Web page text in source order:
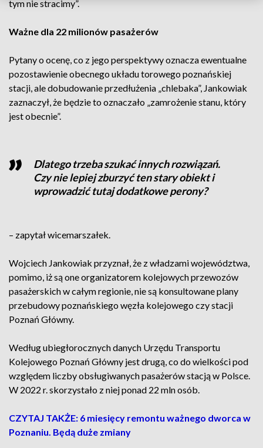
tym nie stracimy”.
Ważne dla 22 milionów pasażerów
Pytany o ocenę, co z jego perspektywy oznacza ewentualne
pozostawienie obecnego układu torowego poznańskiej
stacji, ale dobudowanie przedłużenia „chlebaka”, Jankowiak
zaznaczył, że będzie to oznaczało „zamrożenie stanu, który
jest obecnie”.
Dlatego trzeba szukać innych rozwiązań.
Czy nie lepiej zburzyć ten stary obiekt i
wprowadzić tutaj dodatkowe perony?
– zapytał wicemarszałek.
Wojciech Jankowiak przyznał, że z władzami województwa,
pomimo, iż są one organizatorem kolejowych przewozów
pasażerskich w całym regionie, nie są konsultowane plany
przebudowy poznańskiego węzła kolejowego czy stacji
Poznań Główny.
Według ubiegłorocznych danych Urzędu Transportu
Kolejowego Poznań Główny jest drugą, co do wielkości pod
względem liczby obsługiwanych pasażerów stacją w Polsce.
W 2022 r. skorzystało z niej ponad 22 mln osób.
CZYTAJ TAKŻE: 6 miesięcy remontu ważnego dworca w
Poznaniu. Będą duże zmiany